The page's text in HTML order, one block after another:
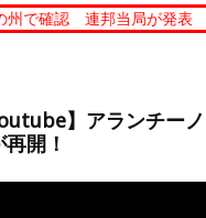
当局が発表 オアフコミ
】アランチー
開！